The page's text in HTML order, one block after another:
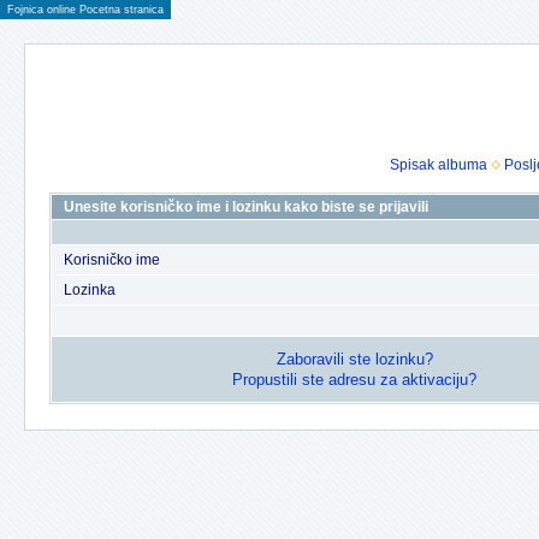
Fojnica online Pocetna stranica
Spisak albuma
Unesite korisničko ime i lozinku kako biste se prijavili
Korisničko ime
Lozinka
Zaboravili ste lozinku?
Propustili ste adresu za aktivaciju?